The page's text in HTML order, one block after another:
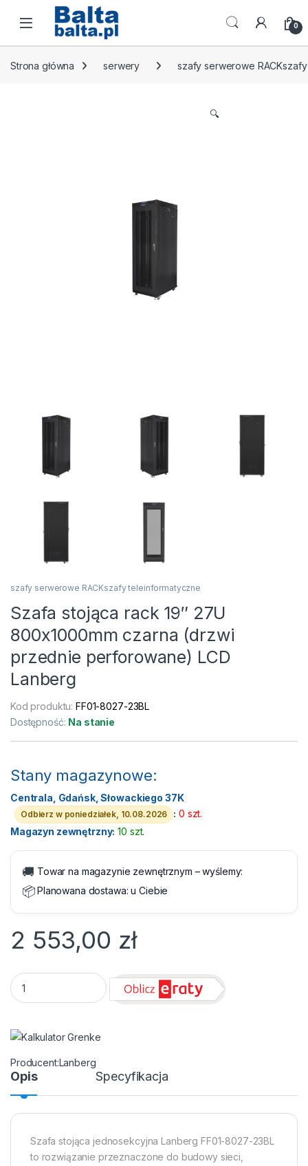
Skip to navigation
Skip to content
Open 0
Strona główna serwery szafy serwerowe
🔍
szafy serwerowe RACKszafy teleinformatyczne
Szafa stojąca rack 19″ 27U
800x1000mm czarna (drzwi
przednie perforowane) LCD
Lanberg
Kod produktu:FF01-8027-23BL
Dostępność: Na stanie
Stany magazynowe:
Centrala, Gdańsk, Słowackiego 37K
Odbierz w poniedziałek, 10.08.2026 : 0 szt.
Magazyn zewnętrzny: 10 szt.
🚚 Towar na magazynie zewnętrznym – wyślemy:
📦Planowana dostawa:u Ciebie
2 553,00 zł
Szafa stojąca rack 19" 27U 800x1000mm czarna (drzwi
Lanberg
Opis Specyfikacja
Szafa stojąca jednosekcyjna Lanberg FF01-8027-23BL
to rozwiązanie przeznaczone do budowy sieci,